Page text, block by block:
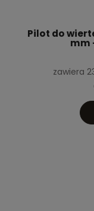
Pilot do
mm
zawiera